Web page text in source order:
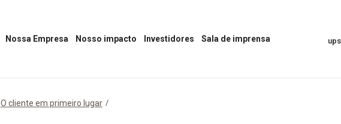
Nossa Empresa Nosso impacto
impacto”
Investidores Sala de imprensa
O cliente em primeiro lugar